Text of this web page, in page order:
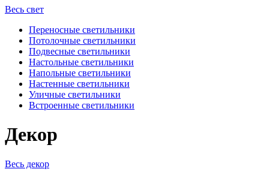
Весь свет
Переносные светильники
Потолочные светильники
Подвесные светильники
Настольные светильники
Напольные светильники
Настенные светильники
Уличные светильники
Встроенные светильники
Декор
Весь декор